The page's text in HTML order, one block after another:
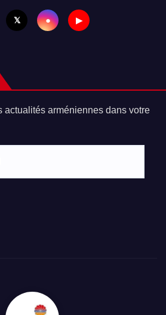
𝕏 ● ▶
actualités arméniennes dans votre